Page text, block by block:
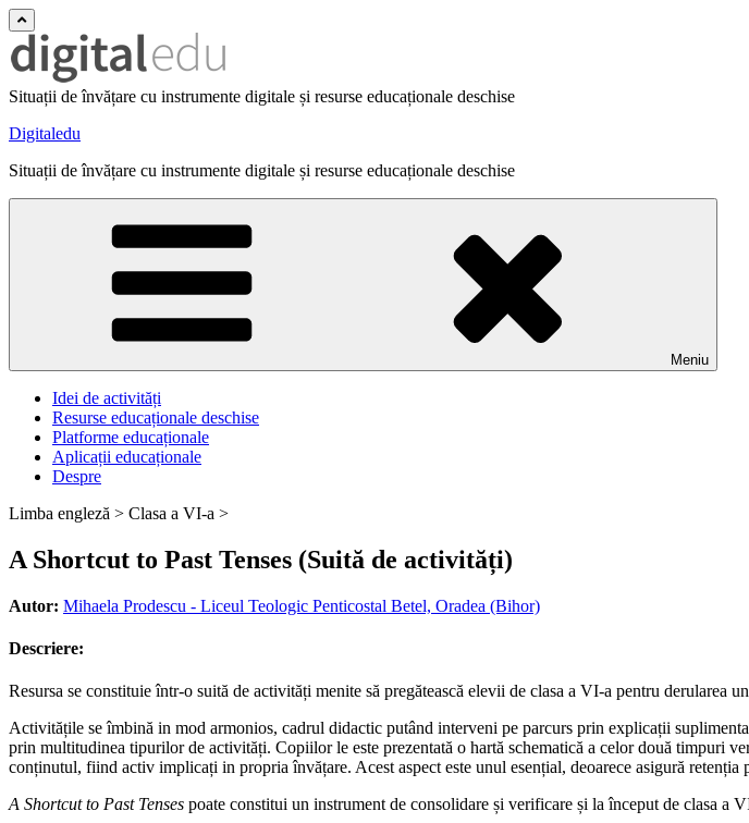
Situații de învățare cu instrumente digitale și resurse educaționale deschise
Digitaledu
Situații de învățare cu instrumente digitale și resurse educaționale deschise
Meniu
Idei de activități
Resurse educaționale deschise
Platforme educaționale
Aplicații educaționale
Despre
Limba engleză > Clasa a VI-a >
A Shortcut to Past Tenses (Suită de activități)
Autor: Mihaela Prodescu - Liceul Teologic Penticostal Betel, Oradea (Bihor)
Descriere:
Resursa se constituie într-o suită de activități menite să pregătească elevii de clasa a VI-a pentru derularea
Activitățile se îmbină in mod armonios, cadrul didactic putând interveni pe parcurs prin explicații
prin multitudinea tipurilor de activități. Copiilor le este prezentată o hartă schematică a celor două timpuri
conținutul, fiind activ implicați in propria învățare. Acest aspect este unul esențial, deoarece asigură
A Shortcut to Past Tenses poate constitui un instrument de consolidare și verificare și la început de clasa a